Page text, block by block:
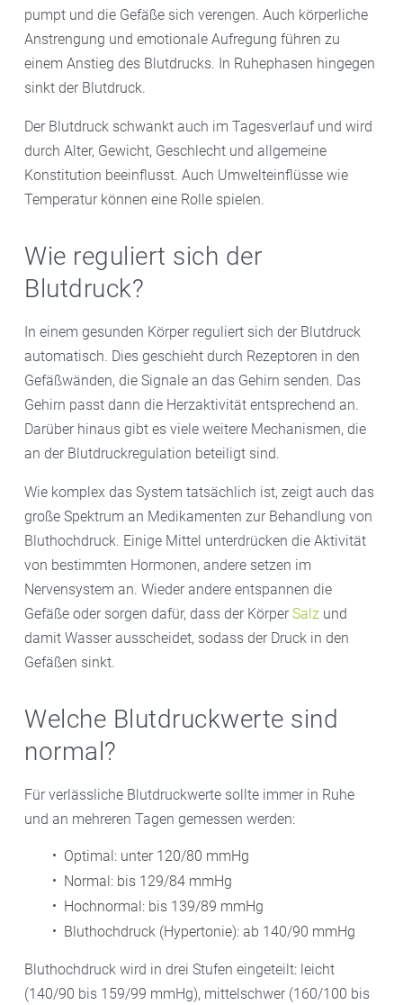
pumpt und die Gefäße sich verengen. Auch körperliche
Anstrengung und emotionale Aufregung führen zu
einem Anstieg des Blutdrucks. In Ruhephasen hingegen
sinkt der Blutdruck.
Der Blutdruck schwankt auch im Tagesverlauf und wird
durch Alter, Gewicht, Geschlecht und allgemeine
Konstitution beeinflusst. Auch Umwelteinflüsse wie
Temperatur können eine Rolle spielen.
Wie reguliert sich der
Blutdruck?
In einem gesunden Körper reguliert sich der Blutdruck
automatisch. Dies geschieht durch Rezeptoren in den
Gefäßwänden, die Signale an das Gehirn senden. Das
Gehirn passt dann die Herzaktivität entsprechend an.
Darüber hinaus gibt es viele weitere Mechanismen, die
an der Blutdruckregulation beteiligt sind.
Wie komplex das System tatsächlich ist, zeigt auch das
große Spektrum an Medikamenten zur Behandlung von
Bluthochdruck. Einige Mittel unterdrücken die Aktivität
von bestimmten Hormonen, andere setzen im
Nervensystem an. Wieder andere entspannen die
Gefäße oder sorgen dafür, dass der Körper Salz und
damit Wasser ausscheidet, sodass der Druck in den
Gefäßen sinkt.
Welche Blutdruckwerte sind
normal?
Für verlässliche Blutdruckwerte sollte immer in Ruhe
und an mehreren Tagen gemessen werden:
Optimal: unter 120/80 mmHg
Normal: bis 129/84 mmHg
Hochnormal: bis 139/89 mmHg
Bluthochdruck (Hypertonie): ab 140/90 mmHg
Bluthochdruck wird in drei Stufen eingeteilt: leicht
(140/90 bis 159/99 mmHg), mittelschwer (160/100 bis